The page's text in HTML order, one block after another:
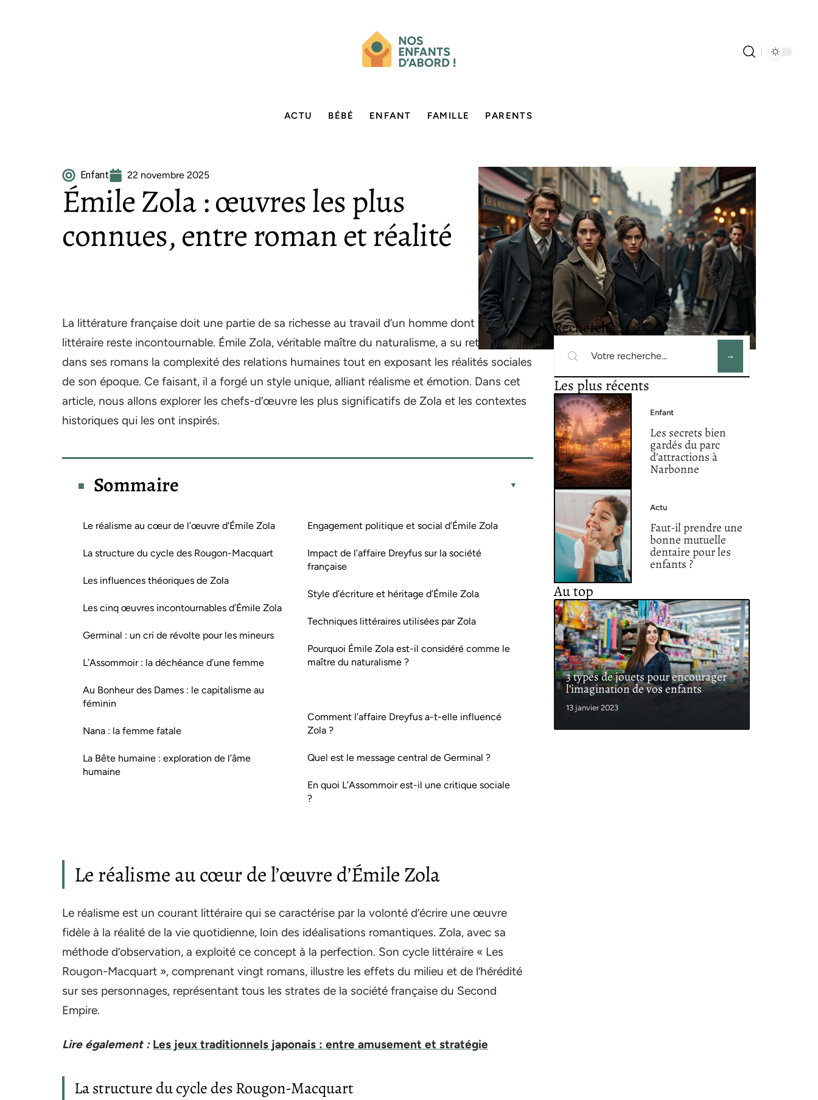
ACTU BÉBÉ ENFANT FAMILLE PARENTS
Enfant 22 novembre 2025
Émile Zola : œuvres les plus
connues, entre roman et réalité
La littérature française doit une partie de sa richesse au travail d’un homme dont l’œuvre
littéraire reste incontournable. Émile Zola, véritable maître du naturalisme, a su retranscrire
dans ses romans la complexité des relations humaines tout en exposant les réalités sociales
de son époque. Ce faisant, il a forgé un style unique, alliant réalisme et émotion. Dans cet
article, nous allons explorer les chefs-d’œuvre les plus significatifs de Zola et les contextes
historiques qui les ont inspirés.
Sommaire
Le réalisme au cœur de l’œuvre d’Émile Zola
La structure du cycle des Rougon-Macquart
Les influences théoriques de Zola
Les cinq œuvres incontournables d’Émile Zola
Germinal : un cri de révolte pour les mineurs
L’Assommoir : la déchéance d’une femme
Au Bonheur des Dames : le capitalisme au
féminin
Nana : la femme fatale
La Bête humaine : exploration de l’âme
humaine
Engagement politique et social d’Émile Zola
Impact de l’affaire Dreyfus sur la société
française
Style d’écriture et héritage d’Émile Zola
Techniques littéraires utilisées par Zola
Pourquoi Émile Zola est-il considéré comme le
maître du naturalisme ?
Comment l’affaire Dreyfus a-t-elle influencé
Zola ?
Quel est le message central de Germinal ?
En quoi L’Assommoir est-il une critique sociale
?
Le réalisme au cœur de l’œuvre d’Émile Zola
Le réalisme est un courant littéraire qui se caractérise par la volonté d’écrire une œuvre
fidèle à la réalité de la vie quotidienne, loin des idéalisations romantiques. Zola, avec sa
méthode d’observation, a exploité ce concept à la perfection. Son cycle littéraire « Les
Rougon-Macquart », comprenant vingt romans, illustre les effets du milieu et de l’hérédité
sur ses personnages, représentant tous les strates de la société française du Second
Empire.
Lire également : Les jeux traditionnels japonais : entre amusement et stratégie
La structure du cycle des Rougon-Macquart
Recherche
Les plus récents
Enfant
Les secrets bien
gardés du parc
d’attractions à
Narbonne
Actu
Faut-il prendre une
bonne mutuelle
dentaire pour les
enfants ?
Au top
3 types de jouets pour encourager
l’imagination de vos enfants
13 janvier 2023